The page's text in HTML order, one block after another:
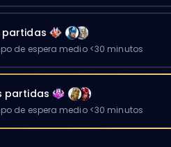
partidas
de espera medio <30 minutos
partidas
de espera medio <30 minutos